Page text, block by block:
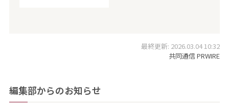
最終更新: 2026.03.04 10:32
共同通信 PRWIRE
編集部からのお知らせ